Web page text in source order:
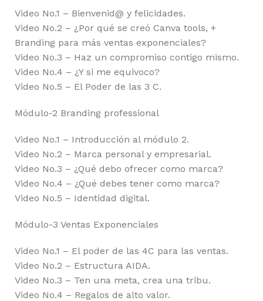
Video No.1 – Bienvenid@ y felicidades.
Video No.2 – ¿Por qué se creó Canva tools, +
Branding para más ventas exponenciales?
Video No.3 – Haz un compromiso contigo mismo.
Video No.4 – ¿Y si me equivoco?
Video No.5 – El Poder de las 3 C.
Módulo-2 Branding professional
Video No.1 – Introducción al módulo 2.
Video No.2 – Marca personal y empresarial.
Video No.3 – ¿Qué debo ofrecer como marca?
Video No.4 – ¿Qué debes tener como marca?
Video No.5 – Identidad digital.
Módulo-3 Ventas Exponenciales
Video No.1 – El poder de las 4C para las ventas.
Video No.2 – Estructura AIDA.
Video No.3 – Ten una meta, crea una tribu.
Video No.4 – Regalos de alto valor.